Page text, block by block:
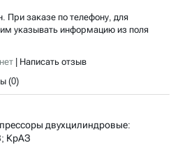
При заказе по телефону, для
указывать информацию из поля
Написать отзыв
(0)
двухцилиндровые:
КрАЗ